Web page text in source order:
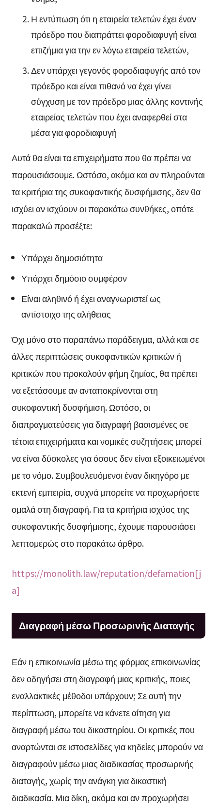
Η εντύπωση ότι η εταιρεία τελετών έχει έναν
πρόεδρο που διαπράττει φοροδιαφυγή είναι
επιζήμια για την εν λόγω εταιρεία τελετών,
Δεν υπάρχει γεγονός φοροδιαφυγής από τον
πρόεδρο και είναι πιθανό να έχει γίνει
σύγχυση με τον πρόεδρο μιας άλλης κοντινής
εταιρείας τελετών που έχει αναφερθεί στα
μέσα για φοροδιαφυγή
Αυτά θα είναι τα επιχειρήματα που θα πρέπει να
παρουσιάσουμε. Ωστόσο, ακόμα και αν πληρούνται
τα κριτήρια της συκοφαντικής δυσφήμισης, δεν θα
ισχύει αν ισχύουν οι παρακάτω συνθήκες, οπότε
παρακαλώ προσέξτε:
Υπάρχει δημοσιότητα
Υπάρχει δημόσιο συμφέρον
Είναι αληθινό ή έχει αναγνωριστεί ως
αντίστοιχο της αλήθειας
Όχι μόνο στο παραπάνω παράδειγμα, αλλά και σε
άλλες περιπτώσεις συκοφαντικών κριτικών ή
κριτικών που προκαλούν φήμη ζημίας, θα πρέπει
να εξετάσουμε αν ανταποκρίνονται στη
συκοφαντική δυσφήμιση. Ωστόσο, οι
διαπραγματεύσεις για διαγραφή βασισμένες σε
τέτοια επιχειρήματα και νομικές συζητήσεις μπορεί
να είναι δύσκολες για όσους δεν είναι εξοικειωμένοι
με το νόμο. Συμβουλευόμενοι έναν δικηγόρο με
εκτενή εμπειρία, συχνά μπορείτε να προχωρήσετε
ομαλά στη διαγραφή. Για τα κριτήρια ισχύος της
συκοφαντικής δυσφήμισης, έχουμε παρουσιάσει
λεπτομερώς στο παρακάτω άρθρο.
https://monolith.law/reputation/defamation[j
a]
Διαγραφή μέσω Προσωρινής Διαταγής
Εάν η επικοινωνία μέσω της φόρμας επικοινωνίας
δεν οδηγήσει στη διαγραφή μιας κριτικής, ποιες
εναλλακτικές μέθοδοι υπάρχουν; Σε αυτή την
περίπτωση, μπορείτε να κάνετε αίτηση για
διαγραφή μέσω του δικαστηρίου. Οι κριτικές που
αναρτώνται σε ιστοσελίδες για κηδείες μπορούν να
διαγραφούν μέσω μιας διαδικασίας προσωρινής
διαταγής, χωρίς την ανάγκη για δικαστική
διαδικασία. Μια δίκη, ακόμα και αν προχωρήσει